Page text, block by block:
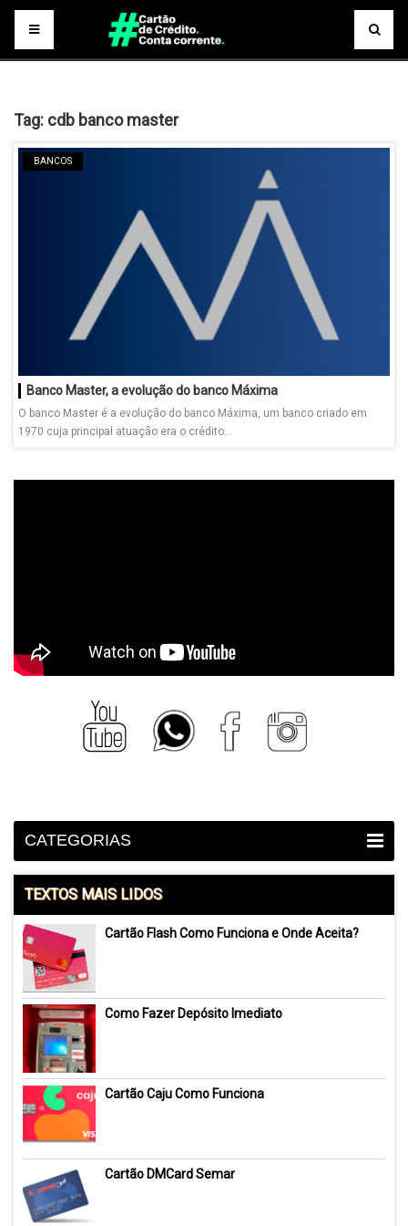
Tag: cdb banco master
BANCOS
Banco Master, a evolução do banco Máxima
O banco Master é a evolução do banco Máxima, um banco criado em
1970 cuja principal atuação era o crédito...
CATEGORIAS
TEXTOS MAIS LIDOS
Cartão Flash Como Funciona e Onde Aceita?
Como Fazer Depósito Imediato
Cartão Caju Como Funciona
Cartão DMCard Semar